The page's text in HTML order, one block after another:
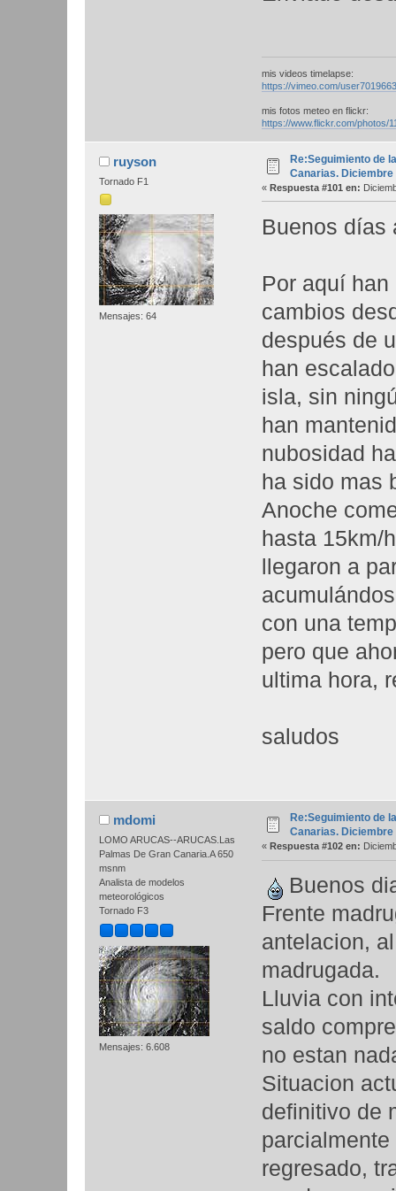
mis videos timelapse:
https://vimeo.com/
mis fotos meteo en flickr:
https://www.flickr.com/photos/
ruyson
Tornado F1
Mensajes: 64
Re:Seguimiento de
Canarias. Diciembre
« Respuesta #101 en:
Buenos días
Por aquí
cambios
después de
han
isla, sin
han
nubosidad
ha sido mas
Anoche
hasta 15km/
llegaron a
con una
pero que
ultima hora,
saludos
mdomi
LOMO ARUCAS--ARUCAS.Las
Palmas De Gran Canaria.A 650
msnm
Analista de modelos
meteorológicos
Tornado F3
Mensajes: 6.608
Re:Seguimiento de
Canarias. Diciembre
« Respuesta #102 en:
Buenos
Frente
antelacion,
madrugada.
Lluvia con
saldo
no estan
Situacion
definitivo de
regresado,